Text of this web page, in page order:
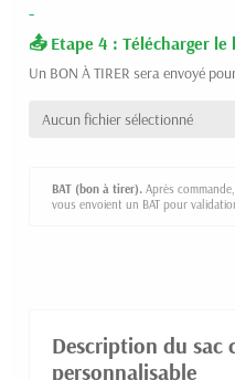
-
Etape 4 : Télécharger le
Un BON À TIRER sera envoyé
Aucun fichier sélectionné
BAT (bon à tirer). Après
vous envoient un BAT pour
Description du sac
personnalisable